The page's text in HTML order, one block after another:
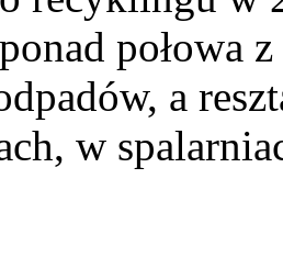
połowa
a
w